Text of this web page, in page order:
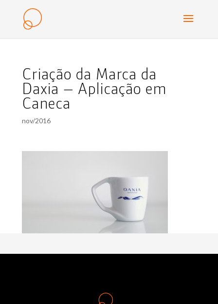
Criação da Marca da
Daxia – Aplicação em
Caneca
nov/2016